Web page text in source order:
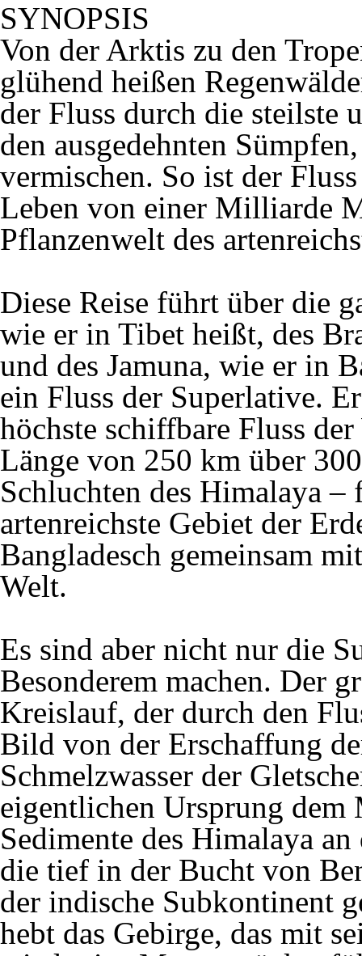
SYNOPSIS
Von der Arktis zu den
glühend heißen
der Fluss durch die steilste
den ausgedehnten
vermischen. So ist der
Leben von einer Milliarde
Pflanzenwelt des
Diese Reise führt über die
wie er in Tibet heißt, des
und des Jamuna, wie er in
ein Fluss der Superlative.
höchste schiffbare Fluss
Länge von 250 km über
Schluchten des Himalaya
artenreichste Gebiet der
Bangladesch gemeinsam
Welt.
Es sind aber nicht nur die
Besonderem machen. Der
Kreislauf, der durch den
Bild von der Erschaffung
Schmelzwasser der
eigentlichen Ursprung dem
Sedimente des Himalaya
die tief in der Bucht von
der indische Subkontinent
hebt das Gebirge, das mit